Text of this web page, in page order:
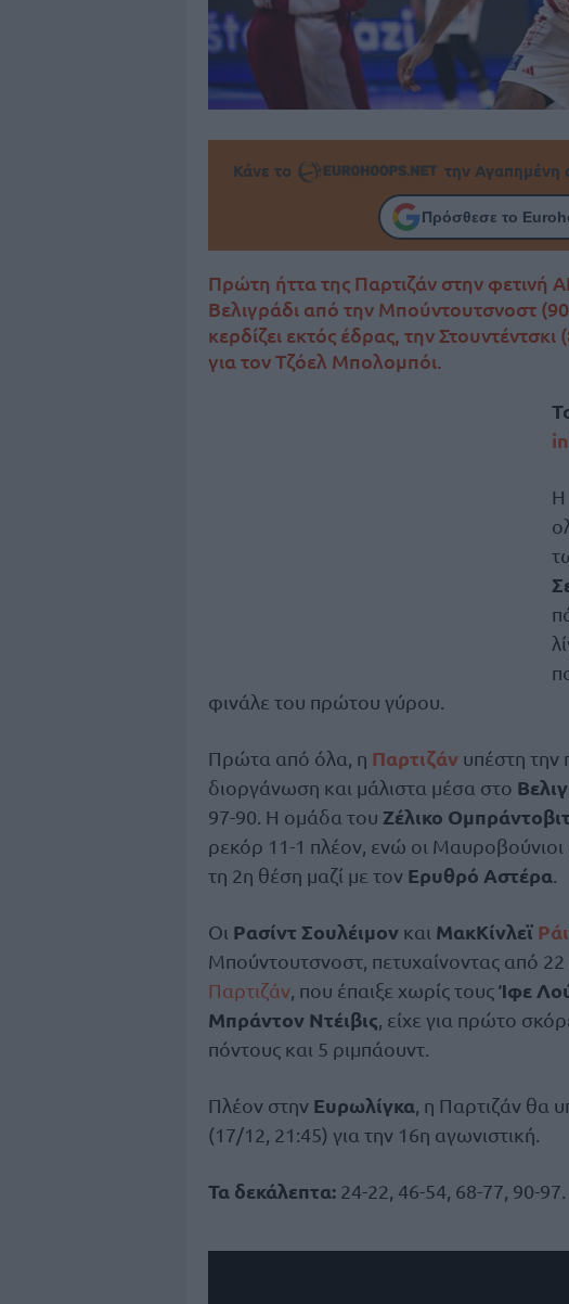
Κάνε το την Αγαπημένη
Πρόσθεσε το
Πρώτη ήττα της Παρτιζάν στην φετινή
Βελιγράδι από την Μπούντουτσνοστ
κερδίζει εκτός έδρας, την
για τον Τζόελ Μπολομπόι.
Η
φινάλε του πρώτου γύρου.
Πρώτα από όλα, η Παρτιζάν υπέστη την
διοργάνωση και μάλιστα μέσα στο
97-90. Η ομάδα του Ζέλικο
ρεκόρ 11-1 πλέον, ενώ οι Μαυροβούνιοι
τη 2η θέση μαζί με τον Ερυθρό Αστέρα
Οι Ρασίντ Σουλέιμον και ΜακΚίνλεϊ
Μπούντουτσνοστ, πετυχαίνοντας από
Παρτιζάν , που έπαιξε χωρίς τουςΊφε
Μπράντον Ντέιβις , είχε για πρώτο
πόντους και 5 ριμπάουντ.
Πλέον στην Ευρωλίγκα , η Παρτιζάν θα
(17/12, 21:45) για την 16η αγωνιστική.
Τα δεκάλεπτα: 24-22, 46-54, 68-77, 90-97.